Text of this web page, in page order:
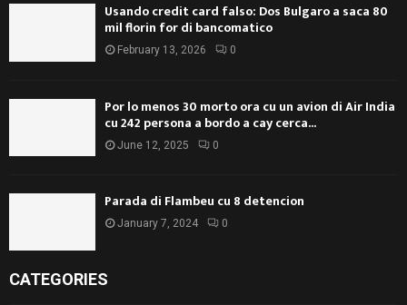
Usando credit card falso: Dos Bulgaro a saca 80
mil florin for di bancomatico
February 13, 2026 0
Por lo menos 30 morto ora cu un avion di Air India
cu 242 persona a bordo a cay cerca...
June 12, 2025 0
Parada di Flambeu cu 8 detencion
January 7, 2024 0
CATEGORIES